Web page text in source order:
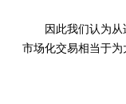
因此我们认为
市场化交易相当于为